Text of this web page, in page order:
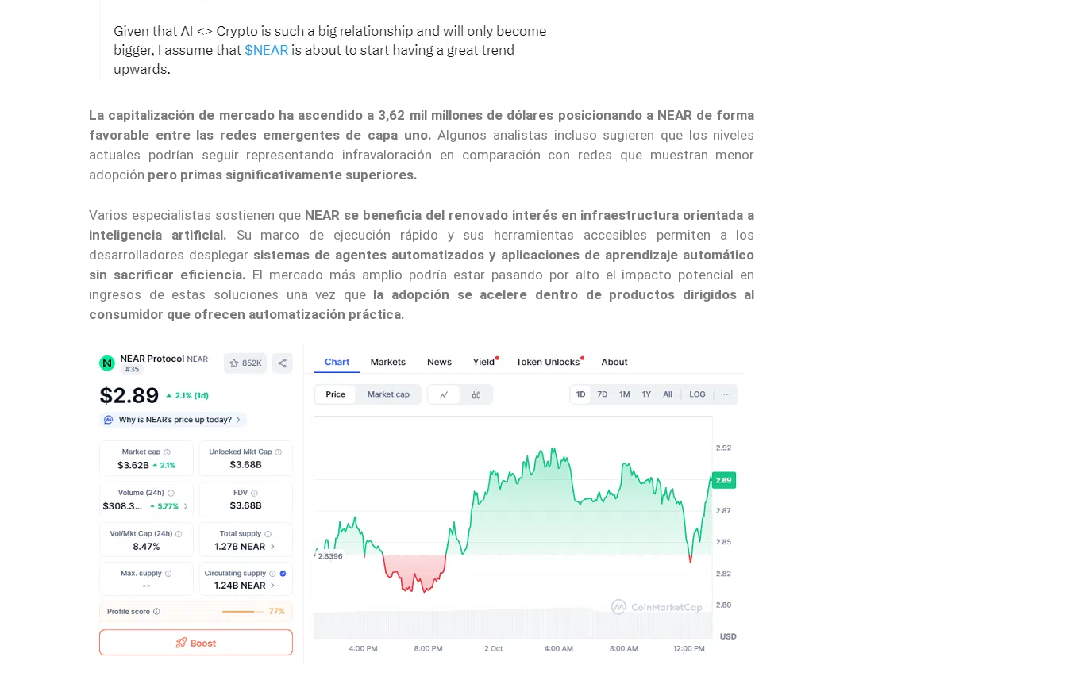
La capitalización de mercado ha ascendido a 3,62 mil millones de dólares posicionando a NEAR de forma
favorable entre las redes emergentes de capa uno. Algunos analistas incluso sugieren que los niveles
actuales podrían seguir representando infravaloración en comparación con redes que muestran menor
adopción pero primas significativamente superiores.
Varios especialistas sostienen que NEAR se beneficia del renovado interés en infraestructura orientada a
inteligencia artificial. Su marco de ejecución rápido y sus herramientas accesibles permiten a los
desarrolladores desplegar sistemas de agentes automatizados y aplicaciones de aprendizaje automático
sin sacrificar eficiencia. El mercado más amplio podría estar pasando por alto el impacto potencial en
ingresos de estas soluciones una vez que la adopción se acelere dentro de productos dirigidos al
consumidor que ofrecen automatización práctica.